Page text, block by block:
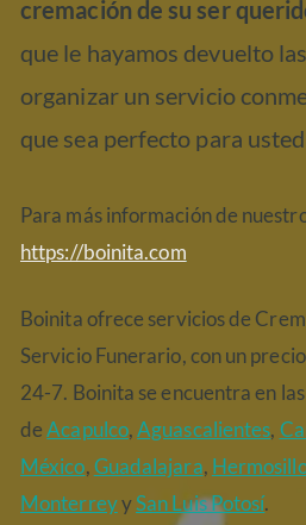
cremación de su ser
que le hayamos devuelto
organizar un servicio
que sea perfecto para
Para más información de
https://boinita.com
Boinita ofrece servicios de
Servicio Funerario, con un
24-7. Boinita se encuentra en
deAcapulco,Aguascalientes,
México,Guadalajara,
MonterreyySan Luis Potosí.